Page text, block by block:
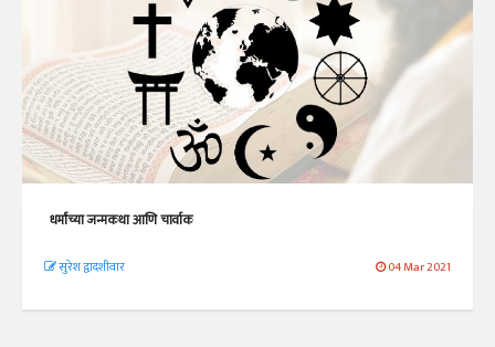
धर्मांच्या जन्मकथा आणि चार्वाक
सुरेश द्वादशीवार 04 Mar 2021